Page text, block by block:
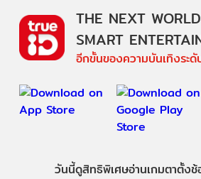
THE NEXT
SMART
อีกขั้นของความบันเทิงระ
วันนี้ดูสิทธิพิเศษอ่านเกมตาตั้งช้